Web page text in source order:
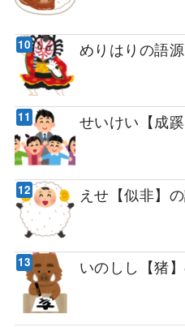
めりはりの語
せいけい【成
えせ【似非】
いのしし【猪